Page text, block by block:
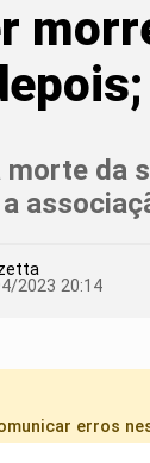
morte da
2023 20:14
erros